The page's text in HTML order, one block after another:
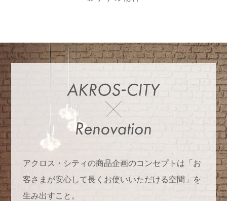
アクロス・シティの商品企画のコンセプトは「お
客さまが安心して長くお使いいただける空間」を
生み出すこと。